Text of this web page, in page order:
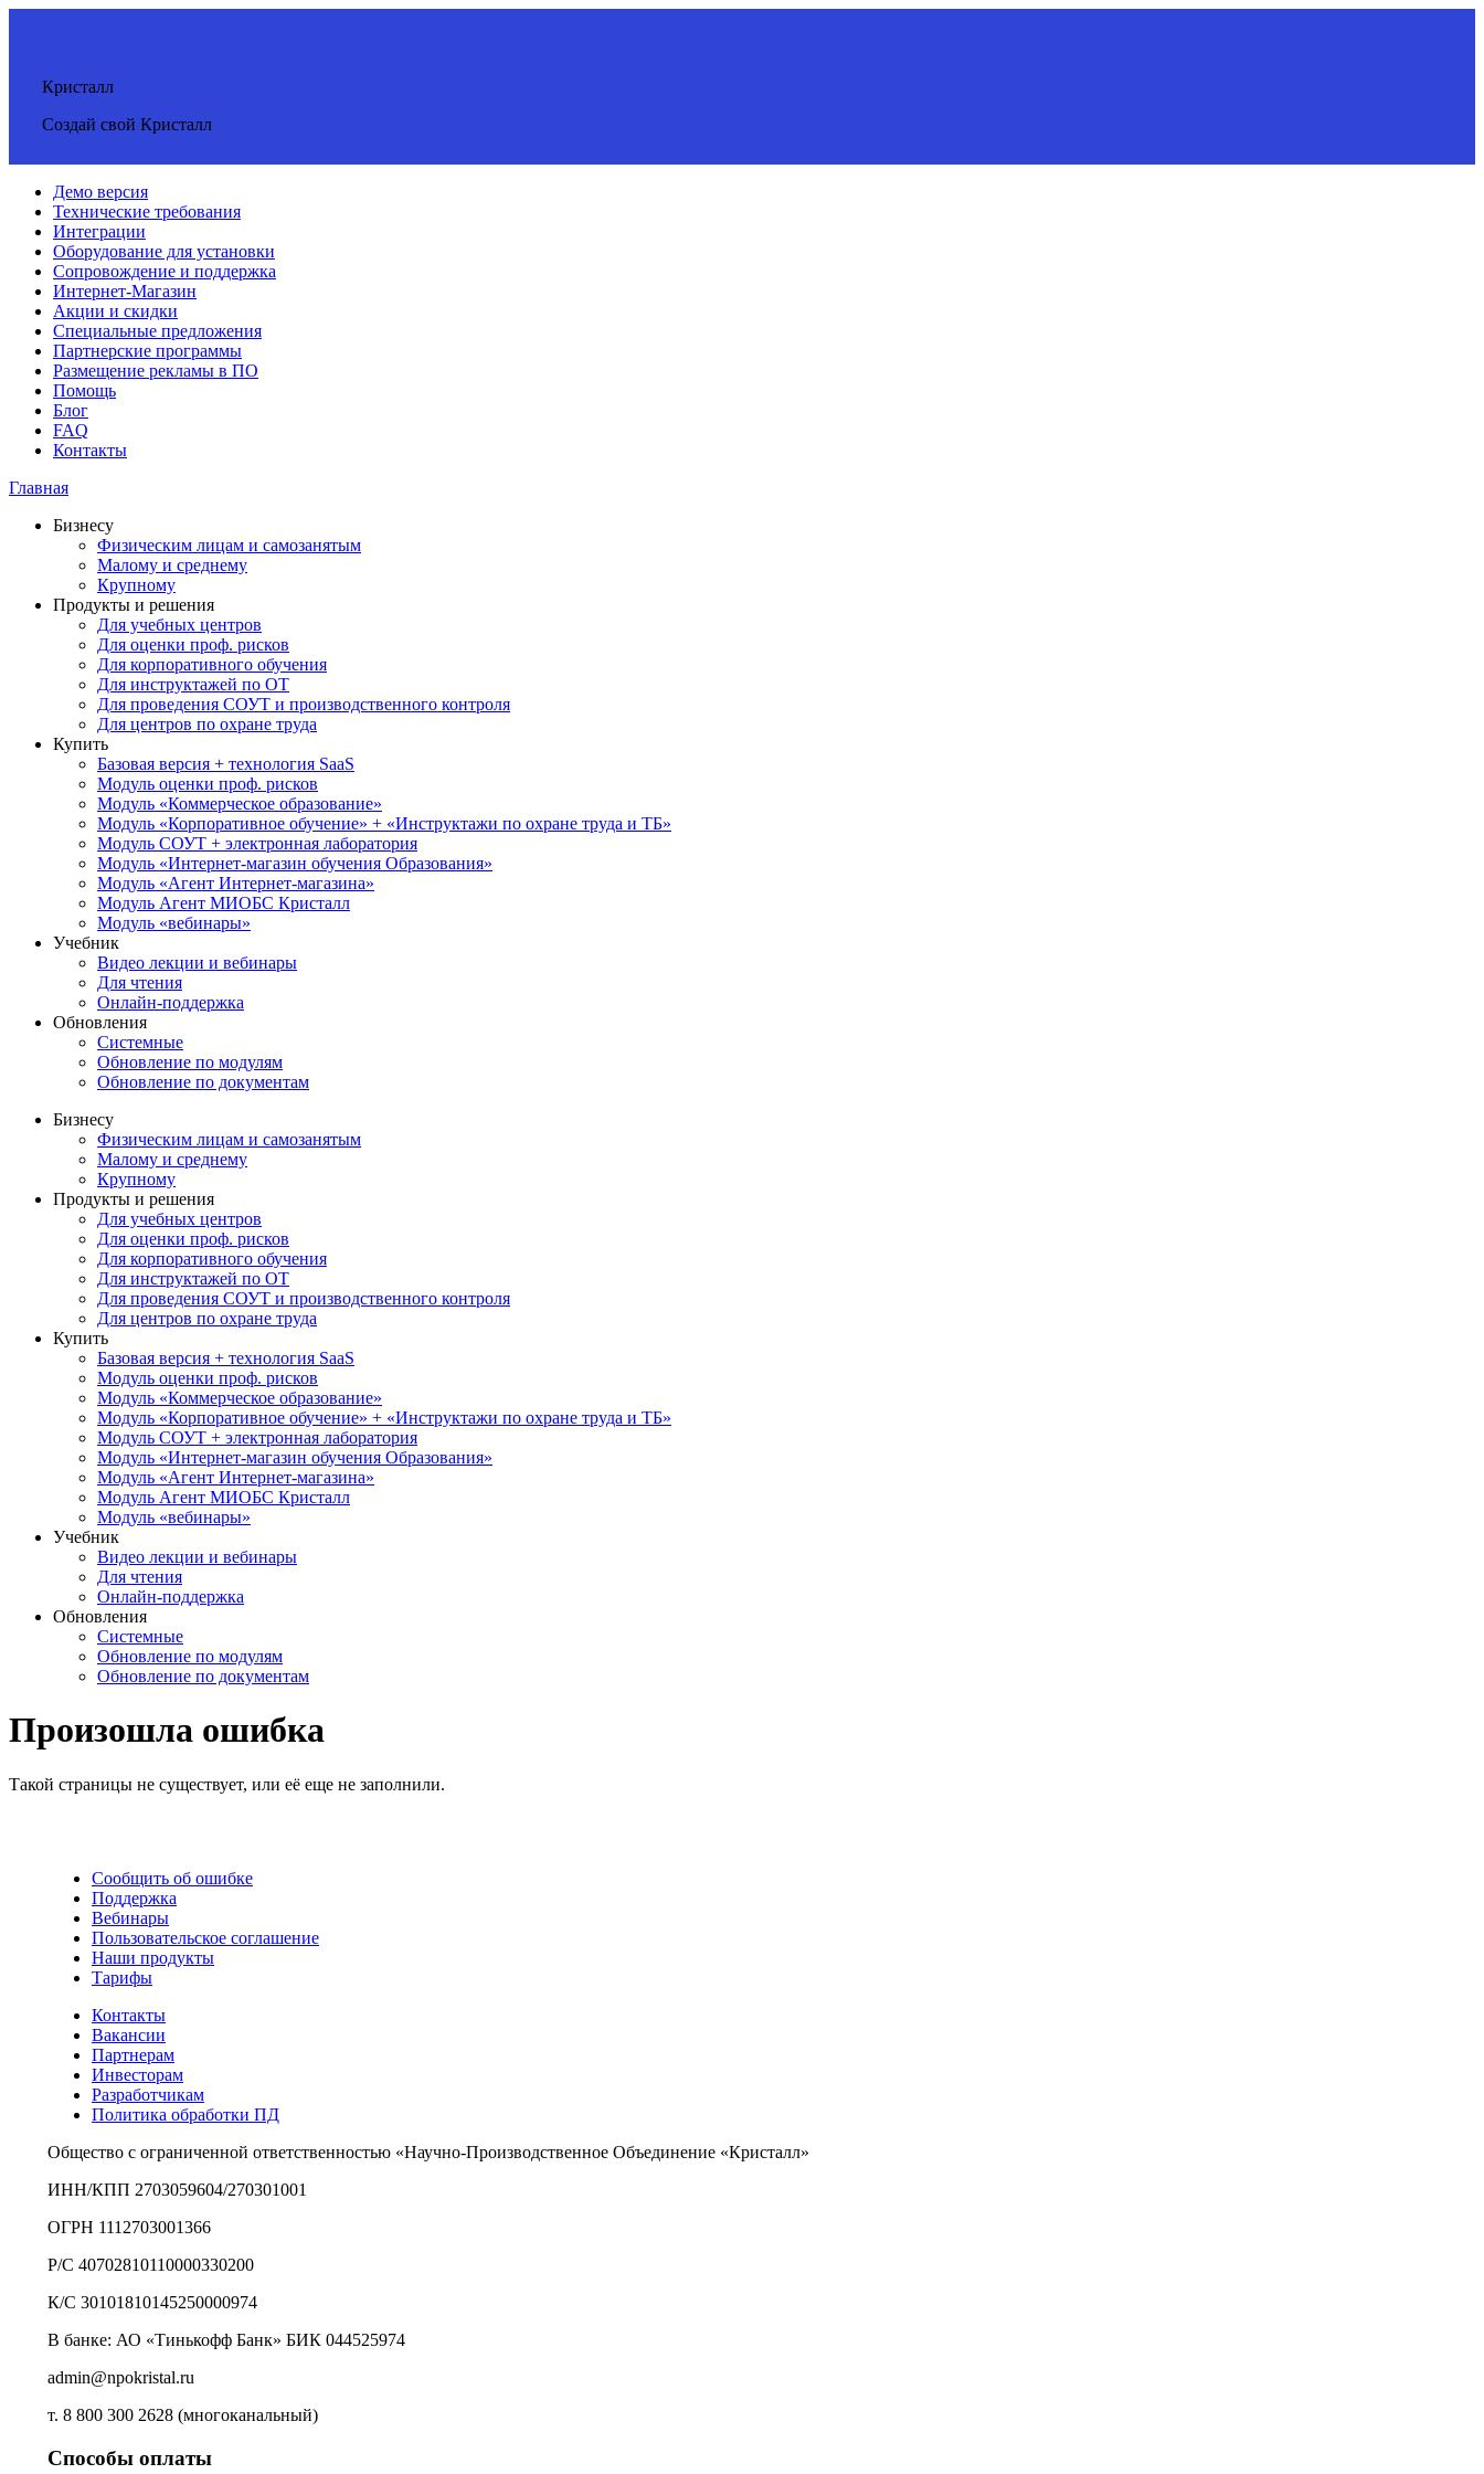
Кристалл
Создай свой Кристалл
Демо версия
Технические требования
Интеграции
Оборудование для установки
Сопровождение и поддержка
Интернет-Магазин
Акции и скидки
Специальные предложения
Партнерские программы
Размещение рекламы в ПО
Помощь
Блог
FAQ
Контакты
Главная
Бизнесу
Физическим лицам и самозанятым
Малому и среднему
Крупному
Продукты и решения
Для учебных центров
Для оценки проф. рисков
Для корпоративного обучения
Для инструктажей по ОТ
Для проведения СОУТ и производственного контроля
Для центров по охране труда
Купить
Базовая версия + технология SaaS
Модуль оценки проф. рисков
Модуль «Коммерческое образование»
Модуль «Корпоративное обучение» + «Инструктажи по охране труда и ТБ»
Модуль СОУТ + электронная лаборатория
Модуль «Интернет-магазин обучения Образования»
Модуль «Агент Интернет-магазина»
Модуль Агент МИОБС Кристалл
Модуль «вебинары»
Учебник
Видео лекции и вебинары
Для чтения
Онлайн-поддержка
Обновления
Системные
Обновление по модулям
Обновление по документам
Бизнесу
Физическим лицам и самозанятым
Малому и среднему
Крупному
Продукты и решения
Для учебных центров
Для оценки проф. рисков
Для корпоративного обучения
Для инструктажей по ОТ
Для проведения СОУТ и производственного контроля
Для центров по охране труда
Купить
Базовая версия + технология SaaS
Модуль оценки проф. рисков
Модуль «Коммерческое образование»
Модуль «Корпоративное обучение» + «Инструктажи по охране труда и ТБ»
Модуль СОУТ + электронная лаборатория
Модуль «Интернет-магазин обучения Образования»
Модуль «Агент Интернет-магазина»
Модуль Агент МИОБС Кристалл
Модуль «вебинары»
Учебник
Видео лекции и вебинары
Для чтения
Онлайн-поддержка
Обновления
Системные
Обновление по модулям
Обновление по документам
Произошла ошибка
Такой страницы не существует, или её еще не заполнили.
Сообщить об ошибке
Поддержка
Вебинары
Пользовательское соглашение
Наши продукты
Тарифы
Контакты
Вакансии
Партнерам
Инвесторам
Разработчикам
Политика обработки ПД
Общество с ограниченной ответственностью «Научно-Производственное Объединение «Кристалл»
ИНН/КПП 2703059604/270301001
ОГРН 1112703001366
Р/С 40702810110000330200
К/С 30101810145250000974
В банке: АО «Тинькофф Банк» БИК 044525974
admin@npokristal.ru
т. 8 800 300 2628 (многоканальный)
Способы оплаты